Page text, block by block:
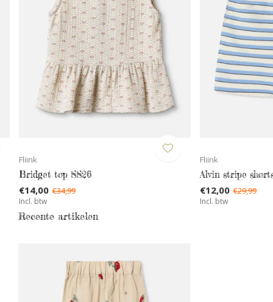
Fliink
Bridget top SS26
€14,00 €34,99
Incl. btw
Fliink
Alvin stripe
€12,00 €29,99
Incl. btw
Recente artikelen